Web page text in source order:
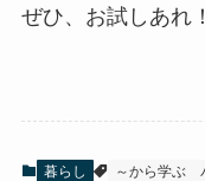
ぜひ、お試しあれ！
暮らし ～から学ぶ